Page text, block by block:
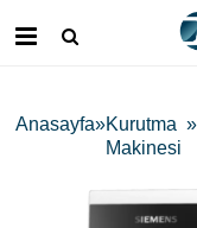
Anasayfa
Kurutma
Makinesi